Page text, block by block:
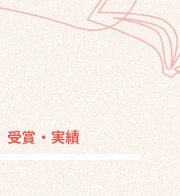
受賞・実績